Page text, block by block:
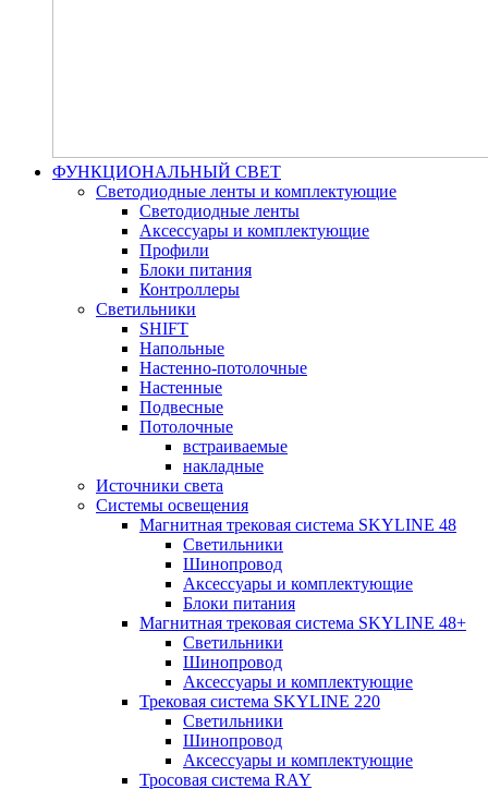
ФУНКЦИОНАЛЬНЫЙ СВЕТ
Светодиодные ленты и комплектующие
Светодиодные ленты
Аксессуары и комплектующие
Профили
Блоки питания
Контроллеры
Светильники
SHIFT
Напольные
Настенно-потолочные
Настенные
Подвесные
Потолочные
встраиваемые
накладные
Источники света
Системы освещения
Магнитная трековая система SKYLINE 48
Светильники
Шинопровод
Аксессуары и комплектующие
Блоки питания
Магнитная трековая система SKYLINE 48+
Светильники
Шинопровод
Аксессуары и комплектующие
Трековая система SKYLINE 220
Светильники
Шинопровод
Аксессуары и комплектующие
Тросовая система RAY